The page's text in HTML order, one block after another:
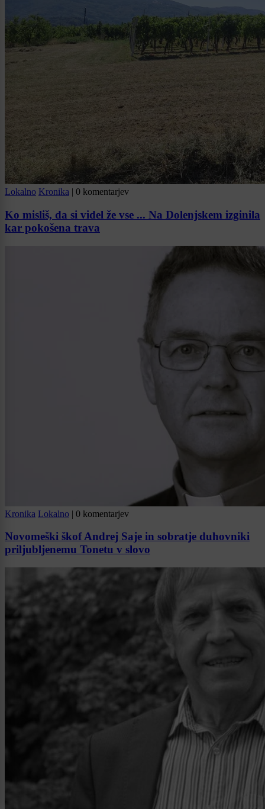
Lokalno Kronika | 0 komentarjev
Ko misliš, da si videl že vse ... Na Dolenjskem izginila
kar pokošena trava
Kronika Lokalno | 0 komentarjev
Novomeški škof Andrej Saje in sobratje duhovniki
priljubljenemu Tonetu v slovo